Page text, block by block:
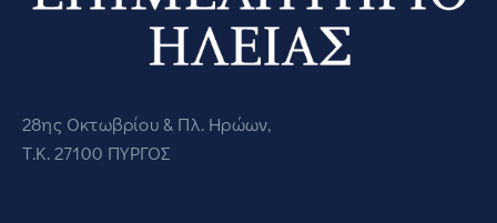
28ης Οκτωβρίου & Πλ. Ηρώων,
Τ.Κ. 27100 ΠΥΡΓΟΣ